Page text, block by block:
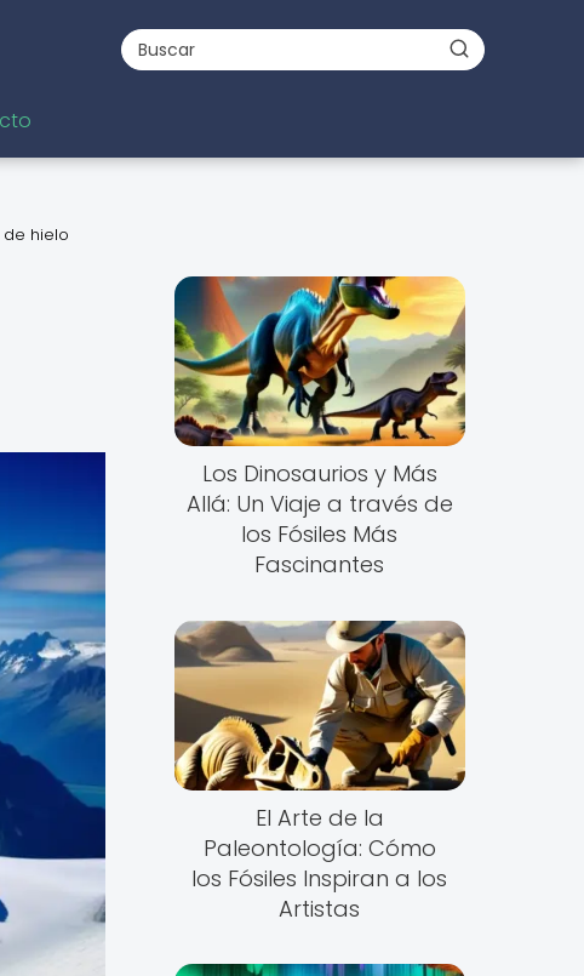
hielo
Los Dinosaurios y Más
Allá: Un Viaje a través de
los Fósiles Más
Fascinantes
El Arte de la
Paleontología: Cómo
los Fósiles Inspiran a los
Artistas